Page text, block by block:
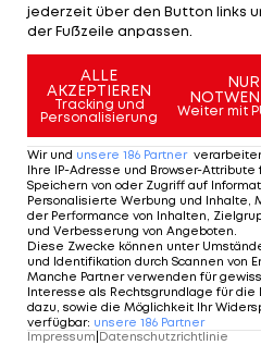
"Ich weiß das Interesse
Fans zu schätzen, aber
Moment nicht möglich",
bleibt der 30-Jährige, der
ist, vorerst bei Shanghai
Der legendäre Durchmarsch
Wacker Tirol I
Zwarakonferenz
jederzeit über den Button links
der Fußzeile anpassen.
ALLE
AKZEPTIEREN
Tracking und
Personalisierung
NUR
Weiter mit
Wir und unsere 186 Partner
Ihre IP-Adresse und Browser-
Speichern von oder Zugriff auf
Personalisierte Werbung und Inhalte,
der Performance von Inhalten,
und Verbesserung von Angeboten.
Diese Zwecke können unter
und Identifikation durch Scannen von
Manche Partner verwenden für
Interesse als Rechtsgrundlage für
dazu, sowie die Möglichkeit Ihr
verfügbar: unsere 186 Partner
Impressum Datenschutzrichtlinie